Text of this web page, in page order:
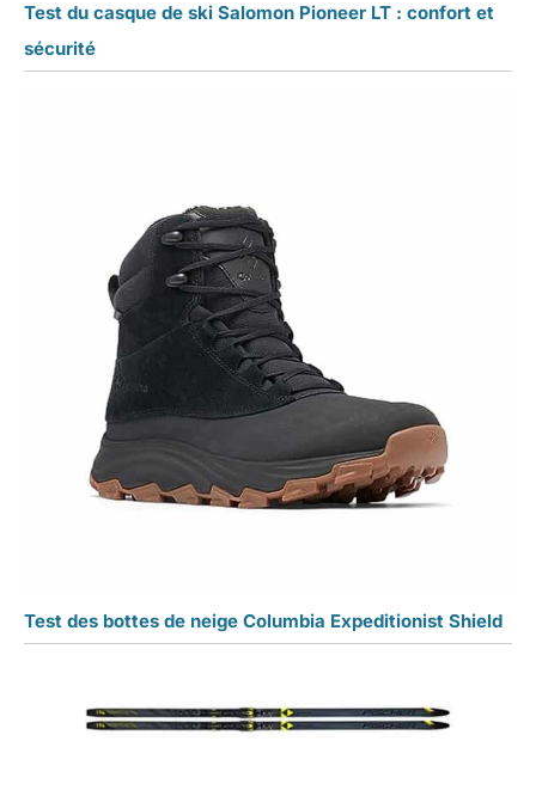
Test du casque de ski Salomon Pioneer LT : confort et
sécurité
Test des bottes de neige Columbia Expeditionist Shield